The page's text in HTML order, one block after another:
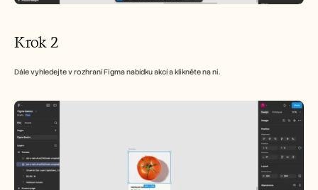
Krok 2
Dále vyhledejte v rozhraní Figma nabídku akcí a klikněte na ni.